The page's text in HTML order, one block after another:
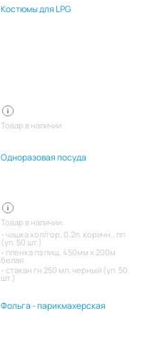
Костюмы для LPG
Товар в наличии
Одноразовая посуда
Товар в наличии:
чашка хол/гор, 0.2л, коричн., пп
(уп. 50 шт.)
пленка пэ пищ. 450мм х 200м
белая
стакан гн 250 мл. черный (уп. 50
шт.)
Фольга - парикмахерская